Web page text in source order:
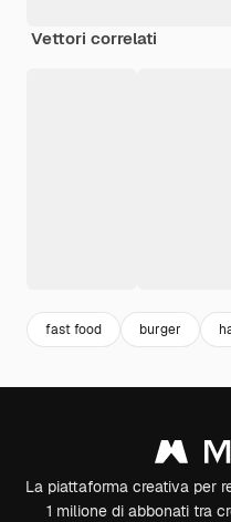
Vettori correlati
fast food burger
La piattaforma creativa per
1 milione di abbonati tra